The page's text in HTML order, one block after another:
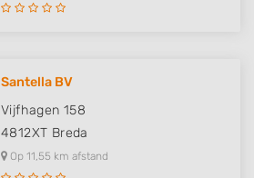
Santella BV
Vijfhagen 158
4812XT Breda
Op 11,55 km afstand